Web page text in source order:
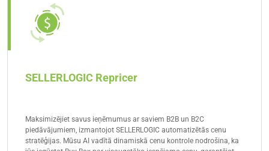
SELLERLOGIC Repricer
Maksimizējiet savus ieņēmumus ar saviem B2B un B2C
piedāvājumiem, izmantojot SELLERLOGIC automatizētās cenu
stratēģijas. Mūsu AI vadītā dinamiskā cenu kontrole nodrošina, ka